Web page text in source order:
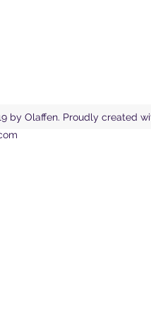
by Olaffen. Proudly created